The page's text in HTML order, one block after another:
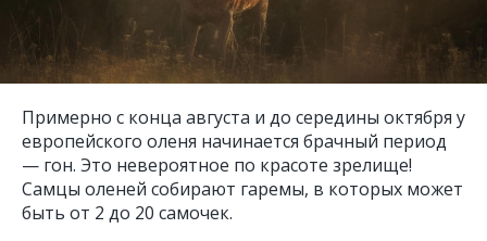
Примерно с конца августа и до середины октября у
европейского оленя начинается брачный период
— гон. Это невероятное по красоте зрелище!
Самцы оленей собирают гаремы, в которых может
быть от 2 до 20 самочек.